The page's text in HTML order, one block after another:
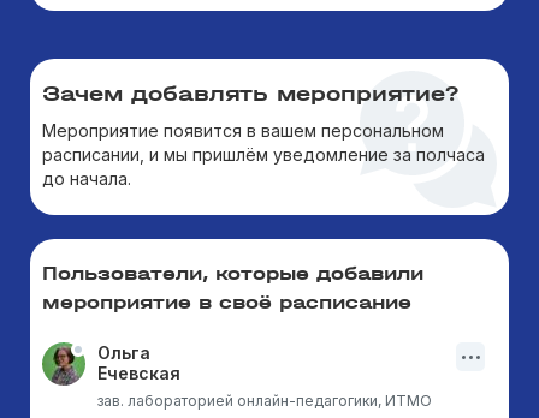
Зачем добавлять мероприятие?
Мероприятие появится в вашем персональном
расписании, и мы пришлём уведомление за полчаса
до начала.
Пользователи, которые добавили
мероприятие в своё расписание
Ольга
Ечевская
зав. лабораторией онлайн-педагогики, ИТМО